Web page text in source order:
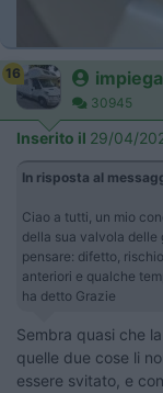
16
30945
Inserito il 29/04/
In risposta al
Ciao a tutti, un mio
della sua valvola delle
pensare: difetto,
anteriori e qualche
ha detto Grazie
Sembra quasi che
quelle due cose li
essere svitato, e